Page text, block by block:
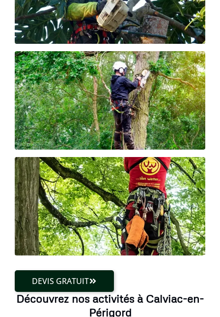
DEVIS GRATUIT
Découvrez nos activités à Calviac-en-
Périgord